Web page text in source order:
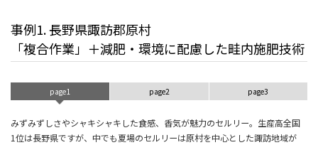
事例1. 長野県諏訪郡原村
「複合作業」＋減肥・環境に配慮した畦内施肥技術
page1 page2 page3
みずみずしさやシャキシャキした食感、香気が魅力のセルリー。生産高全国
1位は長野県ですが、中でも夏場のセルリーは原村を中心とした諏訪地域が